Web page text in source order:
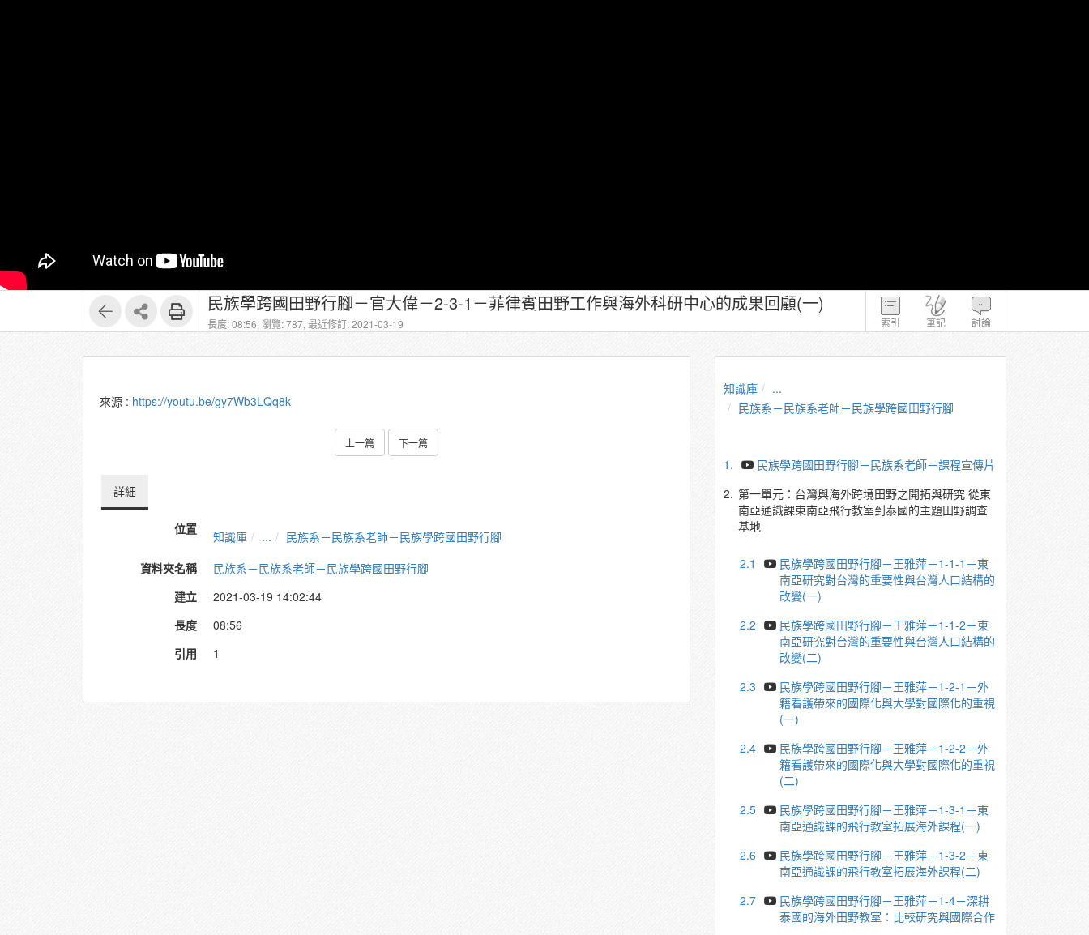
索引 筆記 討論
民族學跨國田野行腳－官大偉－2-3-1－菲律賓田野工作與海外科研中心的成果回顧(一)
長度: 08:56, 瀏覽: 787, 最近修訂: 2021-03-19
來源 : https://youtu.be/gy7Wb3LQq8k
上一篇 下一篇
詳細
位置 知識庫 ...
民族系－民族系老師－民族學跨國田野行腳
資料夾名稱
民族系－民族系老師－民族學跨國田野行腳
建立
2021-03-19 14:02:44
長度
08:56
引用
1
知識庫
...
民族系－民族系老師－民族學跨國田野行腳
1.
民族學跨國田野行腳－民族系老師－課程宣傳片
2. 第一單元：台灣與海外跨境田野之開拓與研究 從東
南亞通識課東南亞飛行教室到泰國的主題田野調查
基地
2.1
民族學跨國田野行腳－王雅萍－1-1-1－東
南亞研究對台灣的重要性與台灣人口結構的
改變(一)
2.2
民族學跨國田野行腳－王雅萍－1-1-2－東
南亞研究對台灣的重要性與台灣人口結構的
改變(二)
2.3
民族學跨國田野行腳－王雅萍－1-2-1－外
籍看護帶來的國際化與大學對國際化的重視
(一)
2.4
民族學跨國田野行腳－王雅萍－1-2-2－外
籍看護帶來的國際化與大學對國際化的重視
(二)
2.5
民族學跨國田野行腳－王雅萍－1-3-1－東
南亞通識課的飛行教室拓展海外課程(一)
2.6
民族學跨國田野行腳－王雅萍－1-3-2－東
南亞通識課的飛行教室拓展海外課程(二)
2.7
民族學跨國田野行腳－王雅萍－1-4－深耕
泰國的海外田野教室：比較研究與國際合作